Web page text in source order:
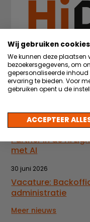
Nieuws
22 juli 2026
Partner in de Hi
met AI
30 juni 2026
Vacature:
administratie
Meer nieuws
Wij gebruiken cookies
We kunnen deze
bezoekersgegevens, om
gepersonaliseerde
ervaring te bieden. Voor
gebruiken opent u de
ACCEPTEER